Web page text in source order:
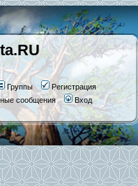
Группы
Регистрация
сообщения Вход